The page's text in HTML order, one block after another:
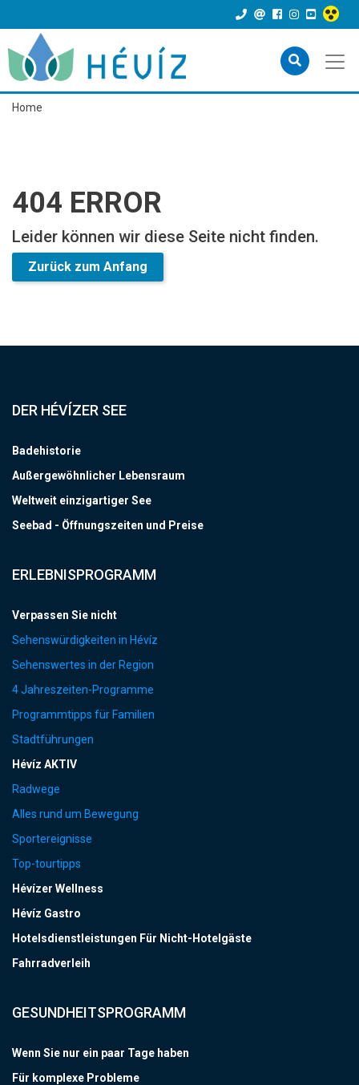
Home
404 ERROR
Leider können wir diese Seite nicht finden.
Zurück zum Anfang
DER HÉVÍZER SEE
Badehistorie
Außergewöhnlicher Lebensraum
Weltweit einzigartiger See
Seebad - Öffnungszeiten und Preise
ERLEBNISPROGRAMM
Verpassen Sie nicht
Sehenswürdigkeiten in Hévíz
Sehenswertes in der Region
4 Jahreszeiten-Programme
Programmtipps für Familien
Stadtführungen
Hévíz AKTIV
Radwege
Alles rund um Bewegung
Sportereignisse
Top-tourtipps
Hévízer Wellness
Hévíz Gastro
Hotelsdienstleistungen Für Nicht-Hotelgäste
Fahrradverleih
GESUNDHEITSPROGRAMM
Wenn Sie nur ein paar Tage haben
Für komplexe Probleme